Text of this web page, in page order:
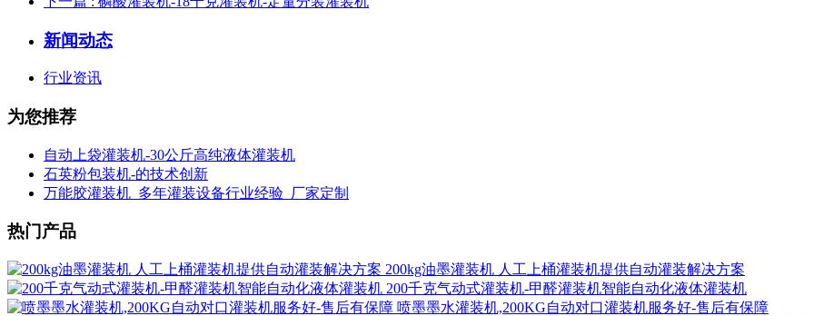
新闻动态
行业资讯
为您推荐
自动上袋灌装机-30公斤高纯液体灌装机
石英粉包装机-的技术创新
万能胶灌装机_多年灌装设备行业经验_厂家定制
热门产品
200kg油墨灌装机 人工上桶灌装机提供自动灌装解决方案
200千克气动式灌装机-甲醛灌装机智能自动化液体灌装机
喷墨墨水灌装机,200KG自动对口灌装机服务好-售后有保障